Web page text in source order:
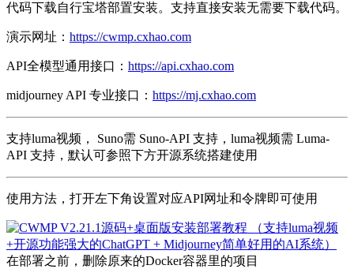
代码下载自行宝塔部置安装。支持直接安装无需要下载代码。
演示网址： https://cwmp.cxhao.com
API全模型通用接口： https://api.cxhao.com
midjourney API 专业接口： https://mj.cxhao.com
支持luma视频， Suno需 Suno-API 支持，luma视频需 Luma-
API 支持，默认可参照下方开源系统搭建使用
使用方法，打开左下角设置对应API网址和令牌即可使用
在部署之前，删除原来的Docker容器里的项目